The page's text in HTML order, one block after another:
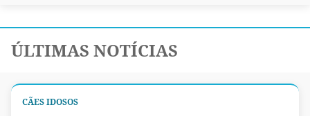
ÚLTIMAS NOTÍCIAS
CÃES IDOSOS